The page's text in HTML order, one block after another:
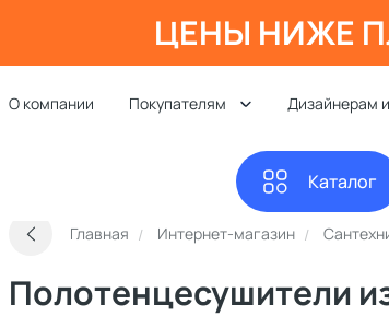
ЦЕНЫ НИЖЕ
О компании Покупателям Дизайнерам
Каталог
Главная Интернет-магазин
Полотенцесушители